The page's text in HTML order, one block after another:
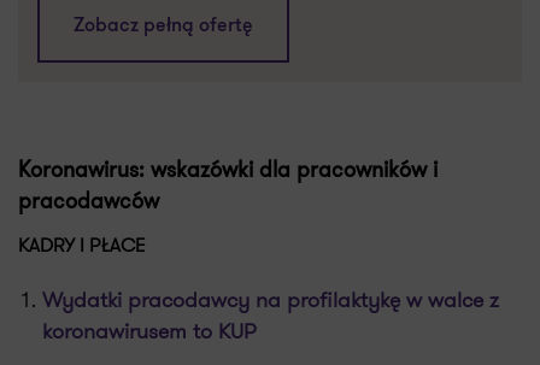
Zobacz pełną ofertę
Koronawirus: wskazówki dla pracowników i
pracodawców
KADRY I PŁACE
Wydatki pracodawcy na profilaktykę w walce z
koronawirusem to KUP